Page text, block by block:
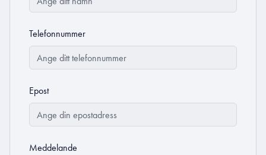
Telefonnummer
Epost
Meddelande